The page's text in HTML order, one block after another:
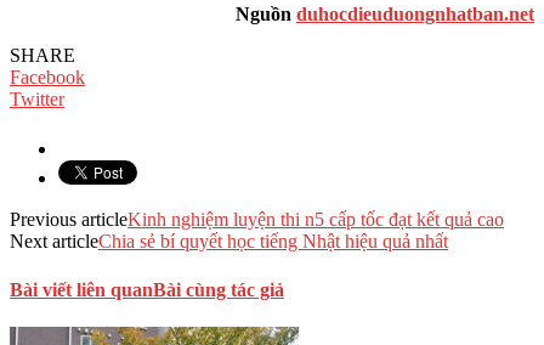
Nguồn duhocdieuduongnhatban.net
SHARE
Facebook
Twitter
Previous articleKinh nghiệm luyện thi n5 cấp tốc đạt kết quả cao
Next articleChia sẻ bí quyết học tiếng Nhật hiệu quả nhất
Bài viết liên quanBài cùng tác giả